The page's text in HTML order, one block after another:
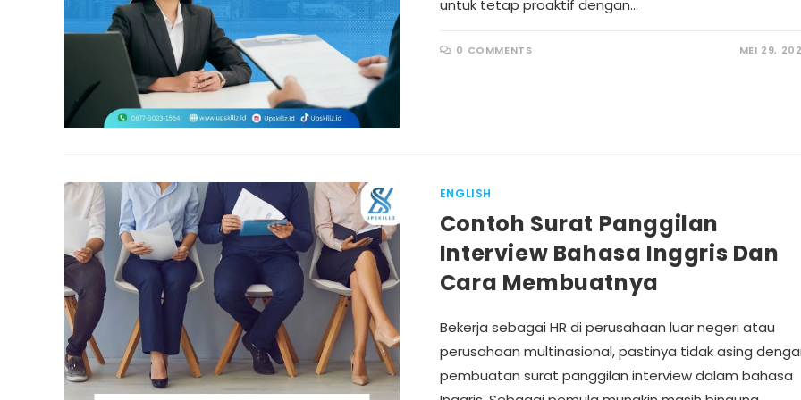
untuk tetap proaktif dengan…
0 COMMENTS MEI 29,
ENGLISH
Contoh Surat Panggilan
Interview Bahasa Inggris Dan
Cara Membuatnya
Bekerja sebagai HR di perusahaan luar negeri atau
perusahaan multinasional, pastinya tidak asing
pembuatan surat panggilan interview dalam bahasa